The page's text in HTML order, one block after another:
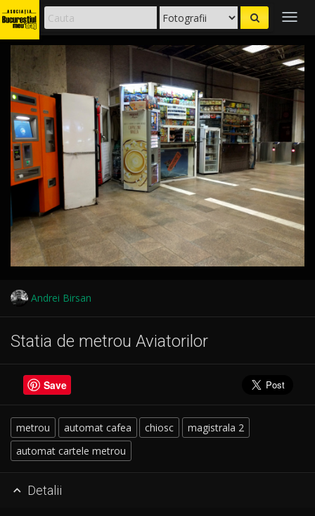
Andrei Birsan
Statia de metrou Aviatorilor
Save
metrou automat cafea chiosc
magistrala 2
automat cartele metrou
 Detalii